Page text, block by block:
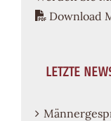
Download
LETZTE